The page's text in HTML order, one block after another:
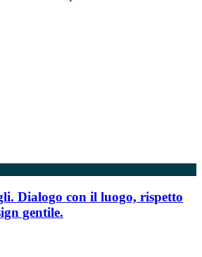
Dialogo con il luogo, rispetto
gentile.